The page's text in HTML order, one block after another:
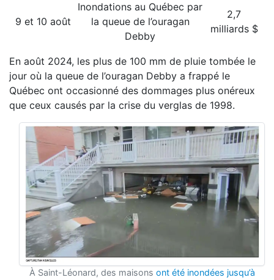
9 et 10 août
Inondations au Québec par
la queue de l’ouragan
Debby
2,7
milliards $
En août 2024, les plus de 100 mm de pluie tombée le
jour où la queue de l’ouragan Debby a frappé le
Québec ont occasionné des dommages plus onéreux
que ceux causés par la crise du verglas de 1998.
À Saint-Léonard, des maisons ont été inondées jusqu’à